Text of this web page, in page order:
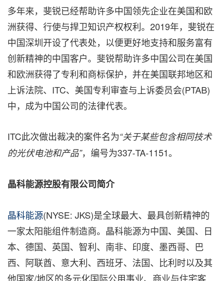
多年来，斐锐已经帮助许多中国领先企业在美国和欧
洲获得、行使与捍卫知识产权权利。2019年，斐锐在
中国深圳开设了代表处，以便更好地支持和服务富有
创新精神的中国客户。斐锐帮助许多中国公司在美国
和欧洲获得了专利和商标保护，并在美国联邦地区和
上诉法院、ITC、美国专利审查与上诉委员会(PTAB)
中，成为中国公司的法律代表。
ITC此次做出裁决的案件名为“关于某些包含相同技术
的光伏电池和产品”，编号为337-TA-1151。
晶科能源控股有限公司简介
晶科能源(NYSE: JKS)是全球最大、最具创新精神的
一家太阳能组件制造商。晶科能源为中国、美国、日
本、德国、英国、智利、南非、印度、墨西哥、巴
西、阿联酋、意大利、西班牙、法国、比利时以及其
他国家/地区的多元化国际公用事业、商业与住宅客